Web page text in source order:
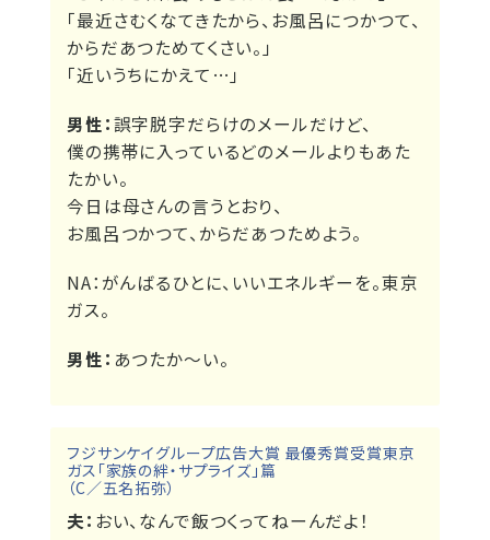
「最近さむくなてきたから、お風呂につかつて、
からだあつためてくさい。」
「近いうちにかえて…」
男性：誤字脱字だらけのメールだけど、
僕の携帯に入っているどのメールよりもあた
たかい。
今日は母さんの言うとおり、
お風呂つかつて、からだあつためよう。
NA： がんばるひとに、いいエネルギーを。東京
ガス。
男性： あつたか～い。
フジサンケイグループ広告大賞 最優秀賞受賞東京
ガス「家族の絆・サプライズ」篇
（C／五名拓弥）
夫： おい、なんで飯つくってねーんだよ！